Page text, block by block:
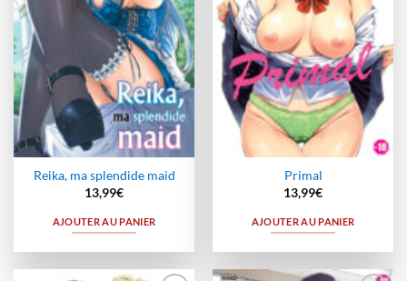
Reika, ma splendide maid
13,99€
AJOUTER AU PANIER
Primal
13,99€
AJOUTER AU PANIER